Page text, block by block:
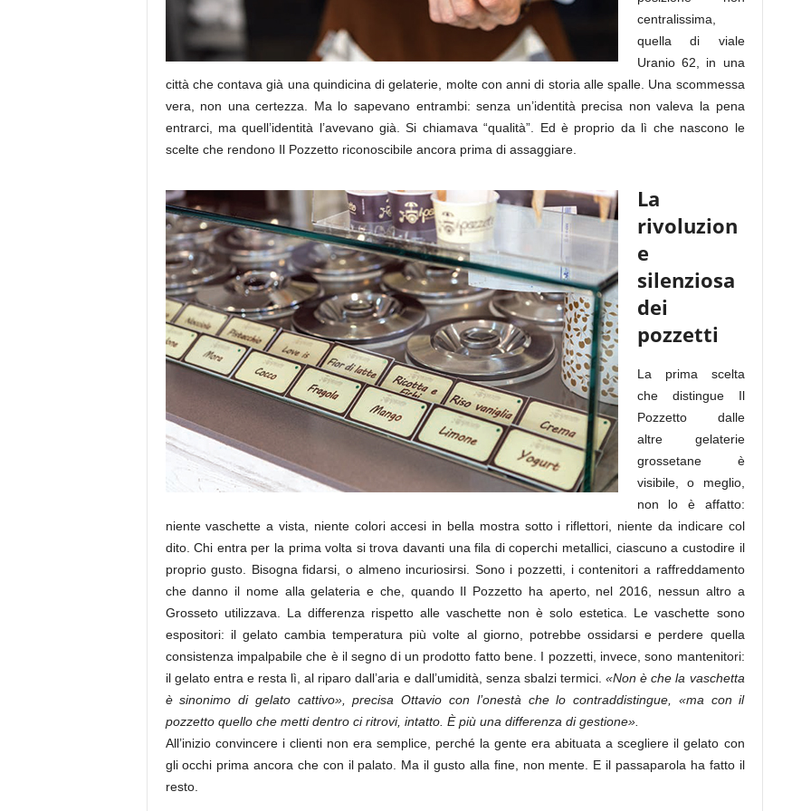
centralissima,
quella di viale
Uranio 62, in una
città che contava già una quindicina di gelaterie, molte con anni di storia alle spalle. Una scommessa
vera, non una certezza. Ma lo sapevano entrambi: senza un’identità precisa non valeva la pena
entrarci, ma quell’identità l’avevano già. Si chiamava “qualità”. Ed è proprio da lì che nascono le
scelte che rendono Il Pozzetto riconoscibile ancora prima di assaggiare.
La
rivoluzion
e
silenziosa
dei
pozzetti
La prima scelta
che distingue Il
Pozzetto dalle
altre gelaterie
grossetane è
visibile, o meglio,
non lo è affatto:
niente vaschette a vista, niente colori accesi in bella mostra sotto i riflettori, niente da indicare col
dito. Chi entra per la prima volta si trova davanti una fila di coperchi metallici, ciascuno a custodire il
proprio gusto. Bisogna fidarsi, o almeno incuriosirsi. Sono i pozzetti, i contenitori a raffreddamento
che danno il nome alla gelateria e che, quando Il Pozzetto ha aperto, nel 2016, nessun altro a
Grosseto utilizzava. La differenza rispetto alle vaschette non è solo estetica. Le vaschette sono
espositori: il gelato cambia temperatura più volte al giorno, potrebbe ossidarsi e perdere quella
consistenza impalpabile che è il segno di un prodotto fatto bene. I pozzetti, invece, sono mantenitori:
il gelato entra e resta lì, al riparo dall’aria e dall’umidità, senza sbalzi termici.«Non è che la vaschetta
è sinonimo di gelato cattivo», precisa Ottavio con l’onestà che lo contraddistingue, «ma con il
pozzetto quello che metti dentro ci ritrovi, intatto. È più una differenza di gestione».
All’inizio convincere i clienti non era semplice, perché la gente era abituata a scegliere il gelato con
gli occhi prima ancora che con il palato. Ma il gusto alla fine, non mente. E il passaparola ha fatto il
resto.